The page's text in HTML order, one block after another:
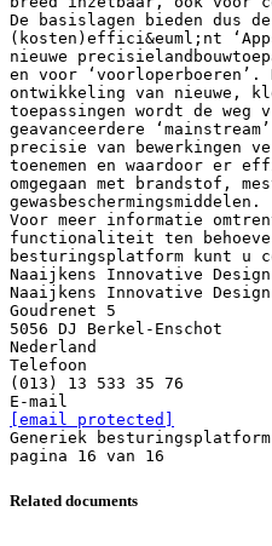
[email protected]
Generiek besturingsplatform
Related documents